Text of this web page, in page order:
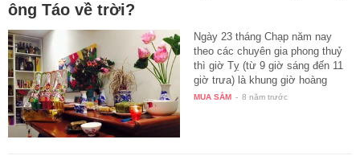
ông Táo về trời?
Ngày 23 tháng Chạp năm nay
theo các chuyên gia phong thuỷ
thì giờ Tỵ (từ 9 giờ sáng đến 11
giờ trưa) là khung giờ hoàng
đạo…
MUA SẮM - 8 năm trước